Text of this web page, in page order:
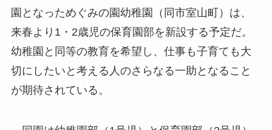
園となっためぐみの園幼稚園（同市室山町）は、
来春より1・2歳児の保育園部を新設する予定だ。
幼稚園と同等の教育を希望し、仕事も子育ても大
切にしたいと考える人のさらなる一助となること
が期待されている。